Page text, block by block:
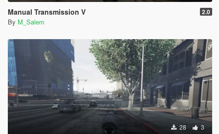
Manual Transmission V 2.0
By M_Salem
28 3